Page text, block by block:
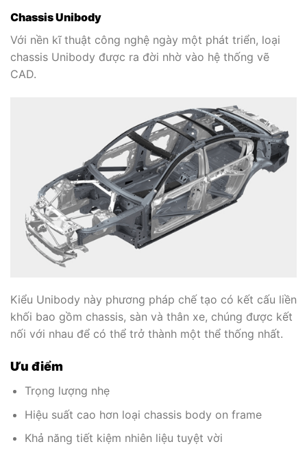
Chassis Unibody
Với nền kĩ thuật công nghệ ngày một phát triển, loại
chassis Unibody được ra đời nhờ vào hệ thống vẽ
CAD.
Kiểu Unibody này phương pháp chế tạo có kết cấu liền
khối bao gồm chassis, sàn và thân xe, chúng được kết
nối với nhau để có thể trở thành một thể thống nhất.
Ưu điểm
Trọng lượng nhẹ
Hiệu suất cao hơn loại chassis body on frame
Khả năng tiết kiệm nhiên liệu tuyệt vời